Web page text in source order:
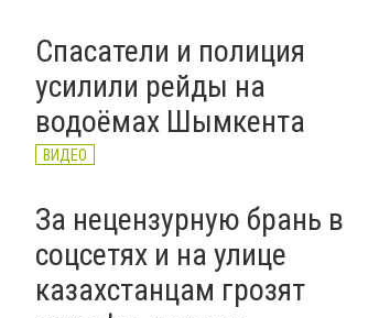
Спасатели и полиция
усилили рейды на
водоёмах Шымкента
ВИДЕО
За нецензурную брань в
соцсетях и на улице
казахстанцам грозят